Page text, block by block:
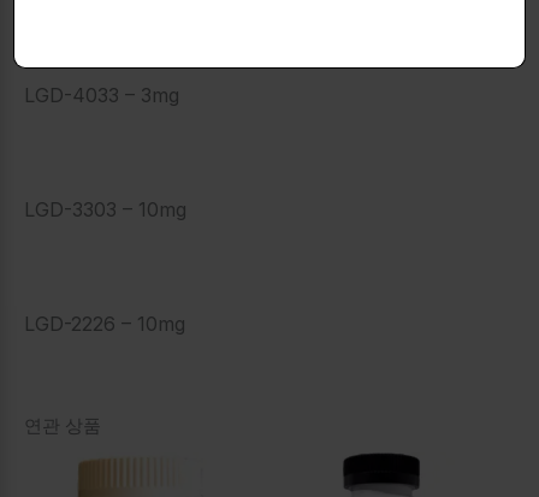
LGD-4033 – 3mg
LGD-3303 – 10mg
LGD-2226 – 10mg
연관 상품